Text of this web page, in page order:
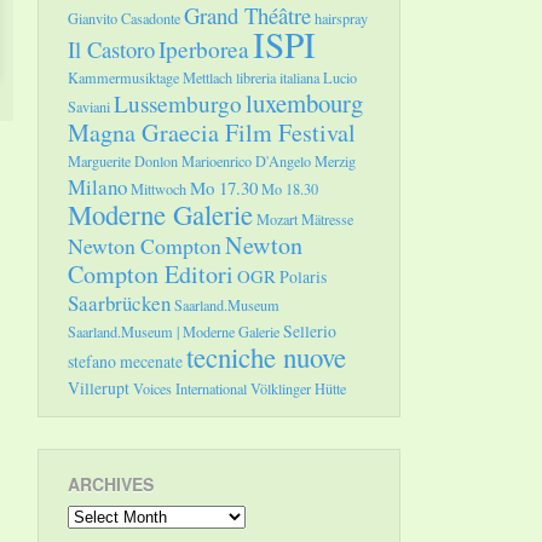
Gianvito CasadonteGrand Théâtrehairspray
Il CastoroIperboreaISPI
Kammermusiktage Mettlachlibreria italianaLucio
SavianiLussemburgoluxembourg
Magna Graecia Film Festival
Marguerite DonlonMarioenrico D'AngeloMerzig
MilanoMittwochMo 17.30Mo 18.30
Moderne GalerieMozartMätresse
Newton ComptonNewton
Compton Editori OGRPolaris
SaarbrückenSaarland.Museum
Saarland.Museum | Moderne GalerieSellerio
stefano mecenatetecniche nuove
VilleruptVoices InternationalVölklinger Hütte
ARCHIVES
Archives